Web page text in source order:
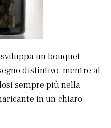
un bouquet
distintivo, mentre al
sempre più nella
in un chiaro